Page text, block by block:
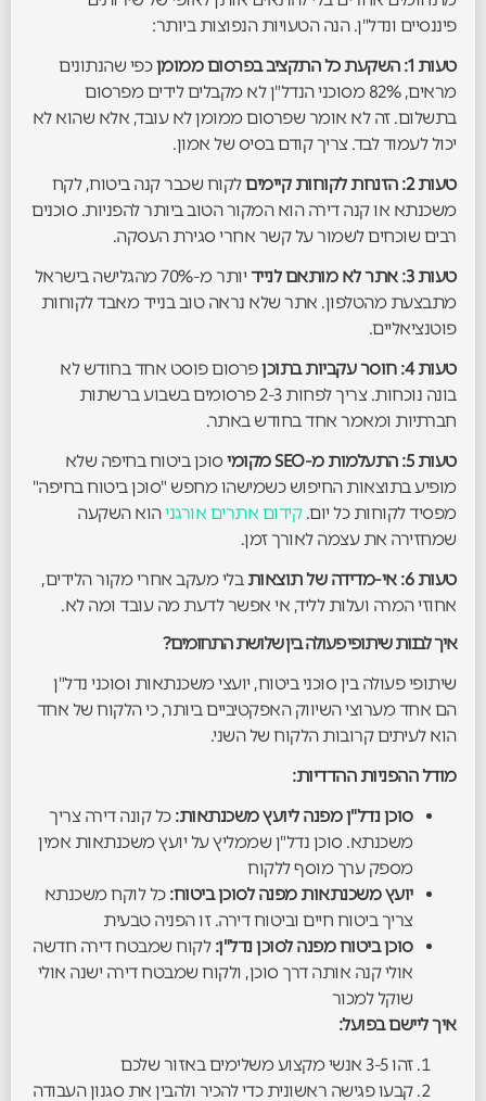
פיננסיים ונדל"ן. הנה הטעויות הנפוצות ביותר:
טעות 1: השקעת כל התקציב בפרסום ממומן
כפי שהנתונים
מראים, 82% מסוכני הנדל"ן לא מקבלים לידים מפרסום
בתשלום. זה לא אומר שפרסום ממומן לא עובד, אלא שהוא לא
יכול לעמוד לבד. צריך קודם בסיס של אמון.
טעות 2: הזנחת לקוחות קיימים
לקוח שכבר קנה ביטוח, לקח
משכנתא או קנה דירה הוא המקור הטוב ביותר להפניות. סוכנים
רבים שוכחים לשמור על קשר אחרי סגירת העסקה.
טעות 3: אתר לא מותאם לנייד
יותר מ-70% מהגלישה בישראל
מתבצעת מהטלפון. אתר שלא נראה טוב בנייד מאבד לקוחות
פוטנציאליים.
טעות 4: חוסר עקביות בתוכן
פרסום פוסט אחד בחודש לא
בונה נוכחות. צריך לפחות 2-3 פרסומים בשבוע ברשתות
חברתיות ומאמר אחד בחודש באתר.
טעות 5: התעלמות מ-SEO מקומי
סוכן ביטוח בחיפה שלא
מופיע בתוצאות החיפוש כשמישהו מחפש "סוכן ביטוח בחיפה"
מפסיד לקוחות כל יום.קידום אתרים אורגניהוא השקעה
שמחזירה את עצמה לאורך זמן.
טעות 6: אי-מדידה של תוצאות
בלי מעקב אחרי מקור הלידים,
אחוזי המרה ועלות לליד, אי אפשר לדעת מה עובד ומה לא.
איך לבנות שיתופי פעולה בין שלושת התחומים?
שיתופי פעולה בין סוכני ביטוח, יועצי משכנתאות וסוכני נדל"ן
הם אחד מערוצי השיווק האפקטיביים ביותר, כי הלקוח של אחד
הוא לעיתים קרובות הלקוח של השני.
מודל ההפניות ההדדיות:
סוכן נדל"ן מפנה ליועץ משכנתאות: כל קונה דירה צריך
משכנתא. סוכן נדל"ן שממליץ על יועץ משכנתאות אמין
מספק ערך מוסף ללקוח
יועץ משכנתאות מפנה לסוכן ביטוח: כל לוקח משכנתא
צריך ביטוח חיים וביטוח דירה. זו הפניה טבעית
סוכן ביטוח מפנה לסוכן נדל"ן: לקוח שמבטח דירה חדשה
אולי קנה אותה דרך סוכן, ולקוח שמבטח דירה ישנה אולי
שוקל למכור
איך ליישם בפועל:
זהו 3-5 אנשי מקצוע משלימים באזור שלכם
קבעו פגישה ראשונית כדי להכיר ולהבין את סגנון העבודה